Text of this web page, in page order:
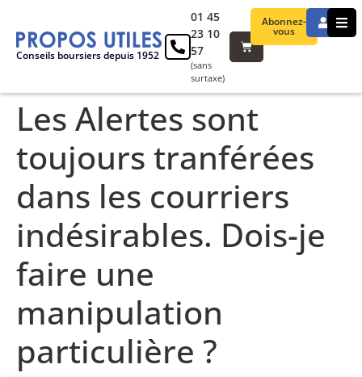
Conseils boursiers depuis 1952
Abonnez-
vous
01 45
23 10
57
(sans
surtaxe)
Les Alertes sont
toujours tranférées
dans les courriers
indésirables. Dois-je
faire une
manipulation
particulière ?